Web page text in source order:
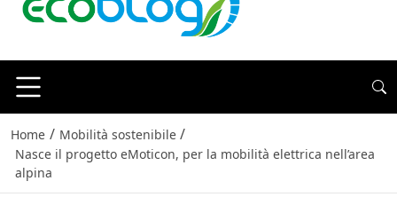
Home / Mobilità sostenibile /
Nasce il progetto eMoticon, per la mobilità elettrica nell’area
alpina